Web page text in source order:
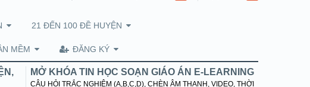
21 ĐẾN 100 ĐỀ HUYỆN
MỀM ĐĂNG KÝ
MỞ KHÓA TIN HỌC SOẠN GIÁO ÁN E-LEARNING
CÂU HỎI TRẮC NGHIỆM (A,B,C,D), CHÈN ÂM THANH, VIDEO, THỜI